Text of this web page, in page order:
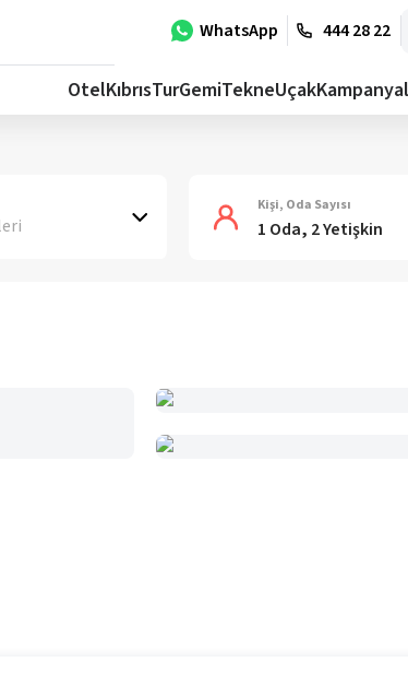
WhatsApp 444 28 22
OtelKıbrısTurGemiTekneUçak
Kişi, Oda Sayısı
1 Oda, 2 Yetişkin